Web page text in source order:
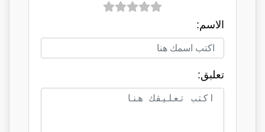
الاسم:
تعلبق: